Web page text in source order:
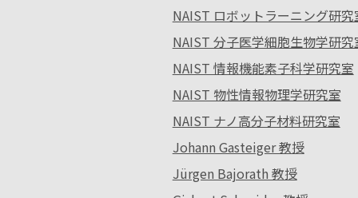
NAIST ロボットラーニング研究
NAIST 分子医学細胞生物学研究
NAIST 情報機能素子科学研究室
NAIST 物性情報物理学研究室
NAIST ナノ高分子材料研究室
Johann Gasteiger 教授
Jürgen Bajorath 教授